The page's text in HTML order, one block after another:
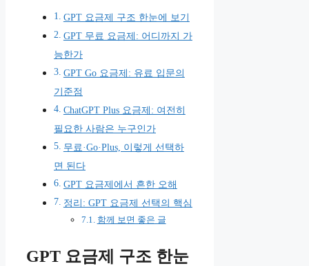
GPT 요금제 구조 한눈에 보기
GPT 무료 요금제: 어디까지 가
능한가
GPT Go 요금제: 유료 입문의
기준점
ChatGPT Plus 요금제: 여전히
필요한 사람은 누구인가
무료·Go·Plus, 이렇게 선택하
면 된다
GPT 요금제에서 흔한 오해
정리: GPT 요금제 선택의 핵심
함께 보면 좋은 글
GPT 요금제 구조 한눈